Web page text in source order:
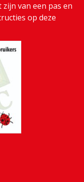
van een pas en
op deze